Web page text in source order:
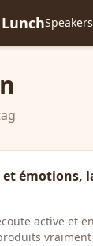
Speakers
et émotions,
active et